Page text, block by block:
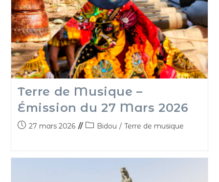
Terre de Musique –
Émission du 27 Mars 2026
27 mars 2026 Bidou / Terre de musique